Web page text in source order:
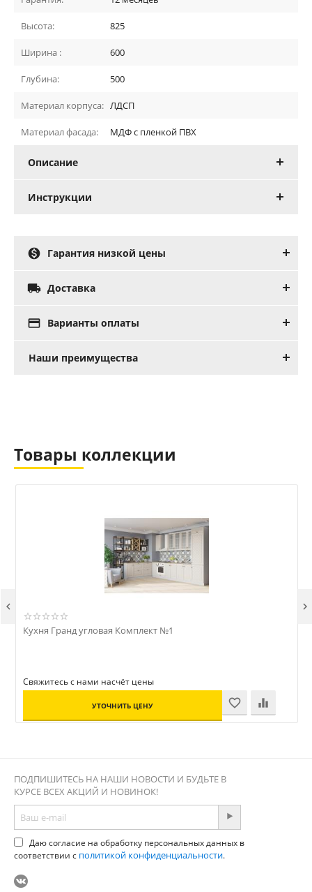
Высота: 825
Ширина : 600
Глубина: 500
Материал корпуса: ЛДСП
Материал фасада: МДФ с пленкой ПВХ
Описание
Инструкции
 Гарантия низкой цены
 Доставка
 Варианты оплаты
Наши преимущества
Товары коллекции
Кухня Гранд угловая Комплект №1
Свяжитесь с нами насчёт цены
УТОЧНИТЬ ЦЕНУ
 
ПОДПИШИТЕСЬ НА НАШИ НОВОСТИ И БУДЬТЕ В
КУРСЕ ВСЕХ АКЦИЙ И НОВИНОК!
Даю согласие на обработку персональных данных в
соответствии с политикой конфиденциальности.